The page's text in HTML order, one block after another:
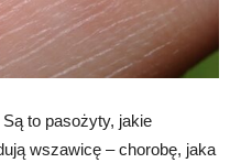
to pasożyty, jakie
wszawicę – chorobę, jaka